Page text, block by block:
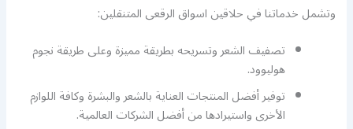
وتشمل خدماتنا في حلاقين اسواق الرقعى المتنقلين:
تصفيف الشعر وتسريحه بطريقة مميزة وعلى طريقة نجوم
هوليوود.
توفير أفضل المنتجات العناية بالشعر والبشرة وكافة اللوازم
الأخرى واستيرادها من أفضل الشركات العالمية.